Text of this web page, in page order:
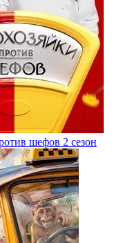
шефов 2 сезон